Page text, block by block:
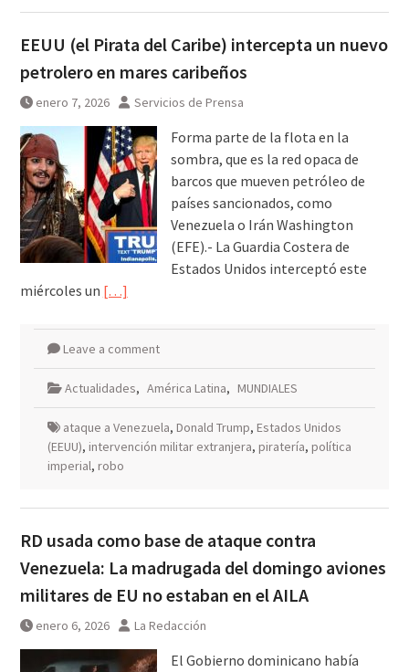
EEUU (el Pirata del Caribe) intercepta un nuevo
petrolero en mares caribeños
enero 7, 2026 Servicios de Prensa
Forma parte de la flota en la
sombra, que es la red opaca de
barcos que mueven petróleo de
países sancionados, como
Venezuela o Irán Washington
(EFE).- La Guardia Costera de
Estados Unidos interceptó este
miércoles un […]
Leave a comment
Actualidades, América Latina, MUNDIALES
ataque a Venezuela, Donald Trump, Estados Unidos
(EEUU), intervención militar extranjera, piratería, política
imperial, robo
RD usada como base de ataque contra
Venezuela: La madrugada del domingo aviones
militares de EU no estaban en el AILA
enero 6, 2026 La Redacción
El Gobierno dominicano había